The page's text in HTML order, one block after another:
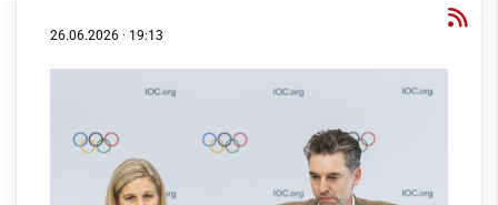
26.06.2026 · 19:13